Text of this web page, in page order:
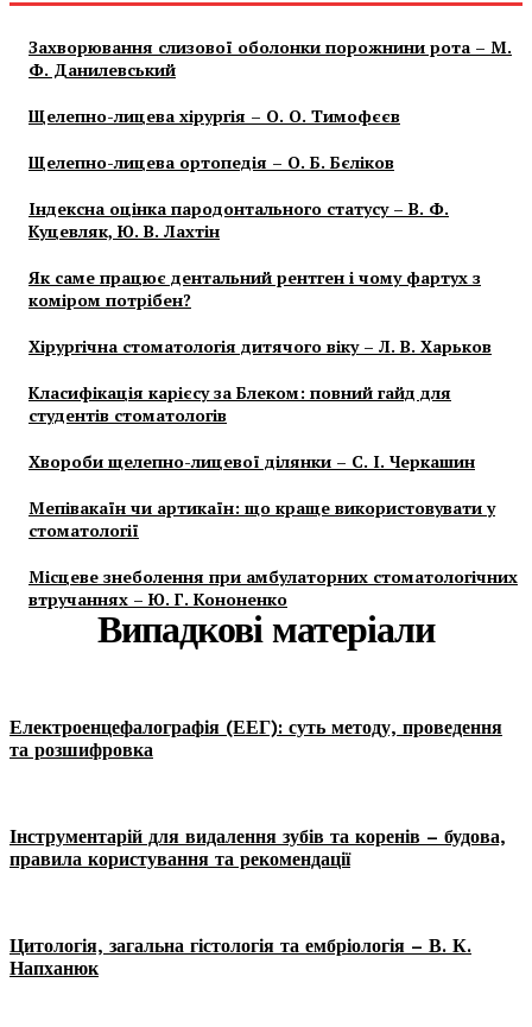
Захворювання слизової оболонки порожнини рота – М.
Ф. Данилевський
Щелепно-лицева хірургія – О. О. Тимофєєв
Щелепно-лицева ортопедія – О. Б. Бєліков
Індексна оцінка пародонтального статусу – В. Ф.
Куцевляк, Ю. В. Лахтін
Як саме працює дентальний рентген і чому фартух з
коміром потрібен?
Хірургічна стоматологія дитячого віку – Л. В. Харьков
Класифікація карієсу за Блеком: повний гайд для
студентів стоматологів
Хвороби щелепно-лицевої ділянки – С. І. Черкашин
Мепівакаїн чи артикаїн: що краще використовувати у
стоматології
Місцеве знеболення при амбулаторних стоматологічних
втручаннях – Ю. Г. Кононенко
Випадкові матеріали
Електроенцефалографія (ЕЕГ): суть методу, проведення
та розшифровка
Інструментарій для видалення зубів та коренів – будова,
правила користування та рекомендації
Цитологія, загальна гістологія та ембріологія – В. К.
Напханюк